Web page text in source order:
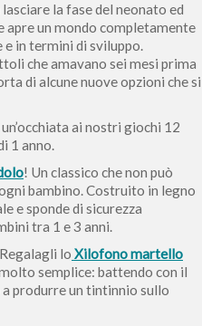
la fase del neonato ed
apre un mondo completamente
in termini di sviluppo.
che amavano sei mesi prima
di alcune nuove opzioni che si
ai nostri giochi 12
1 anno.
! Un classico che non può
bambino. Costruito in legno
e sponde di sicurezza
tra 1 e 3 anni.
lo Xilofono martello
semplice: battendo con il
produrre un tintinnio sullo